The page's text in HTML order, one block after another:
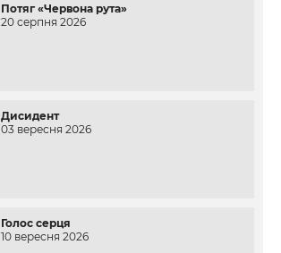
Потяг «Червона рута»
20 серпня 2026
Дисидент
03 вересня 2026
Голос серця
10 вересня 2026